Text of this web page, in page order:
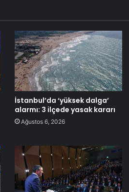
İstanbul’da ‘yüksek dalga’
alarmı: 3 ilçede yasak kararı
Ağustos 6, 2026